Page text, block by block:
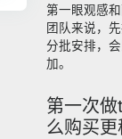
第一眼观感
团队来说，
分批安排，
加。
第一次做
么购买更